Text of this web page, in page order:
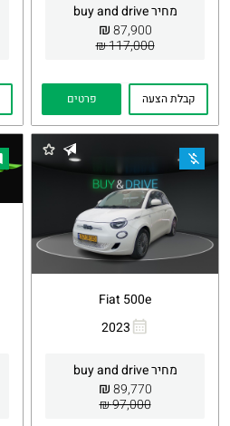
מחיר buy and drive
87,900
₪
117,000 ₪
קבלת הצעה פרטים
Fiat 500e
2023
מחיר buy and drive
89,770
₪
97,000 ₪
Whatsapp